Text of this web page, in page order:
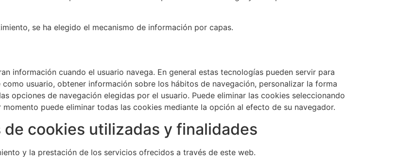
se ha elegido el mecanismo de información por capas.
información cuando el usuario navega. En general estas tecnologías pueden servir para
usuario, obtener información sobre los hábitos de navegación, personalizar la forma
opciones de navegación elegidas por el usuario. Puede eliminar las cookies seleccionando
puede eliminar todas las cookies mediante la opción al efecto de su navegador.
cookies utilizadas y finalidades
y la prestación de los servicios ofrecidos a través de este web.